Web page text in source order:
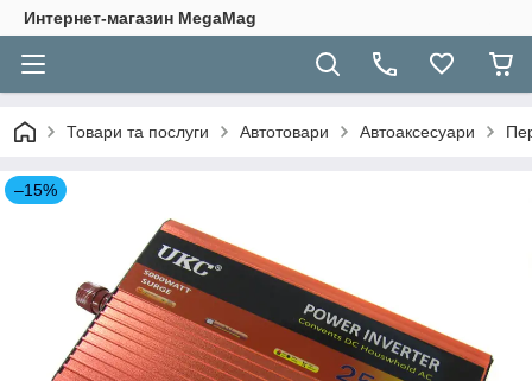
Интернет-магазин MegaMag
Товари та послуги Автотовари Автоаксесуари
–15%